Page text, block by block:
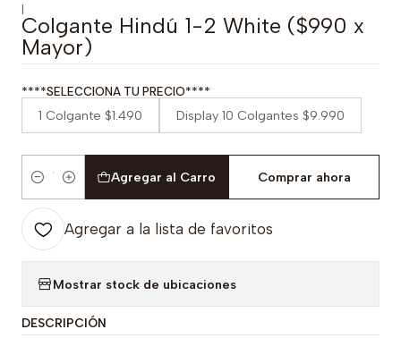
|
Colgante Hindú 1-2 White ($990 x
Mayor)
****SELECCIONA TU PRECIO****
1 Colgante $1.490 Display 10 Colgantes $9.990
Cantidad
Agregar al Carro Comprar ahora
Agregar a la lista de favoritos
Mostrar stock de ubicaciones
DESCRIPCIÓN